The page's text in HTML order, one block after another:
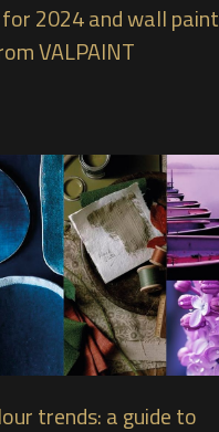
2024 and wall paint
VALPAINT
trends: a guide to